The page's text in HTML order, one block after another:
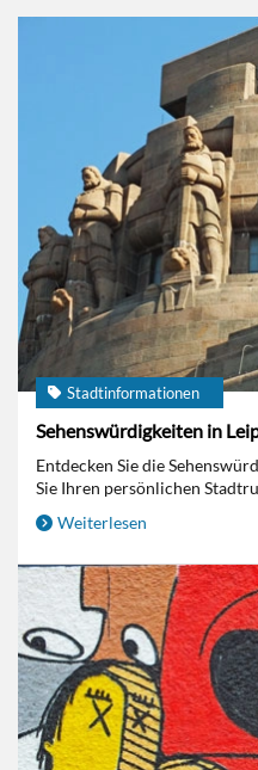
Stadtinformationen
Sehenswürdigkeiten in
Entdecken Sie die
Sie Ihren persönlichen
Weiterlesen